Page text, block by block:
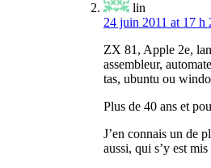
lin
24 juin 2011 at 17 h
ZX 81, Apple 2e,
assembleur,
tas, ubuntu ou
Plus de 40 ans et
J’en connais un de
aussi, qui s’y est